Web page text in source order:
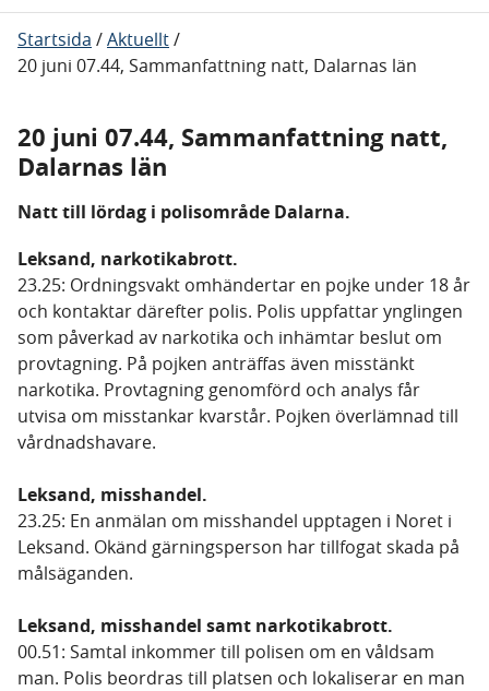
Startsida /Aktuellt/
20 juni 07.44, Sammanfattning natt, Dalarnas län
20 juni 07.44, Sammanfattning natt,
Dalarnas län
Natt till lördag i polisområde Dalarna.
Leksand, narkotikabrott.
23.25: Ordningsvakt omhändertar en pojke under 18 år
och kontaktar därefter polis. Polis uppfattar ynglingen
som påverkad av narkotika och inhämtar beslut om
provtagning. På pojken anträffas även misstänkt
narkotika. Provtagning genomförd och analys får
utvisa om misstankar kvarstår. Pojken överlämnad till
vårdnadshavare.
Leksand, misshandel.
23.25: En anmälan om misshandel upptagen i Noret i
Leksand. Okänd gärningsperson har tillfogat skada på
målsäganden.
Leksand, misshandel samt narkotikabrott.
00.51: Samtal inkommer till polisen om en våldsam
man. Polis beordras till platsen och lokaliserar en man